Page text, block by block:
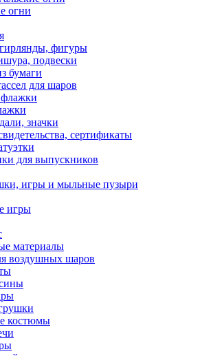
огни
фигуры
подвески
бумаги
для шаров
значки
сертификаты
для выпускников
игры и мыльные пузыри
игры
материалы
воздушных шаров
костюмы